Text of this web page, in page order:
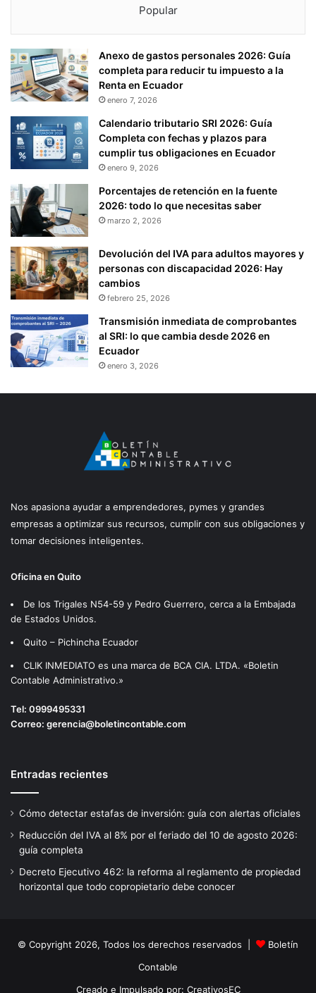
Popular
Anexo de gastos personales 2026: Guía
completa para reducir tu impuesto a la
Renta en Ecuador
enero 7, 2026
Calendario tributario SRI 2026: Guía
Completa con fechas y plazos para
cumplir tus obligaciones en Ecuador
enero 9, 2026
Porcentajes de retención en la fuente
2026: todo lo que necesitas saber
marzo 2, 2026
Devolución del IVA para adultos mayores y
personas con discapacidad 2026: Hay
cambios
febrero 25, 2026
Transmisión inmediata de comprobantes
al SRI: lo que cambia desde 2026 en
Ecuador
enero 3, 2026
Nos apasiona ayudar a emprendedores, pymes y grandes
empresas a optimizar sus recursos, cumplir con sus obligaciones y
tomar decisiones inteligentes.
Oficina en Quito
De los Trigales N54-59 y Pedro Guerrero, cerca a la Embajada
de Estados Unidos.
Quito – Pichincha Ecuador
CLIK INMEDIATO es una marca de BCA CIA. LTDA. «Boletin
Contable Administrativo.»
Tel: 0999495331
Correo: gerencia@boletincontable.com
Entradas recientes
Cómo detectar estafas de inversión: guía con alertas oficiales
Reducción del IVA al 8% por el feriado del 10 de agosto 2026:
guía completa
Decreto Ejecutivo 462: la reforma al reglamento de propiedad
horizontal que todo copropietario debe conocer
© Copyright 2026, Todos los derechos reservados |
Boletín
Contable
Creado e Impulsado por: CreativosEC